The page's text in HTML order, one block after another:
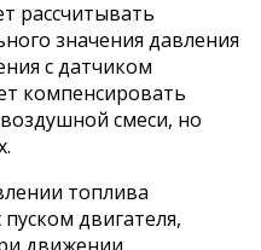
рассчитывать
значения давления
с датчиком
компенсировать
смеси, но
топлива
двигателя,
движении